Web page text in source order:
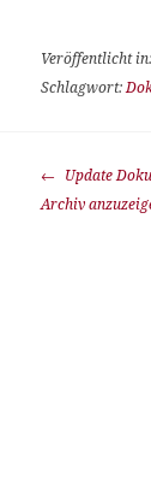
Veröffentlicht
Schlagwort:
Update
Archiv